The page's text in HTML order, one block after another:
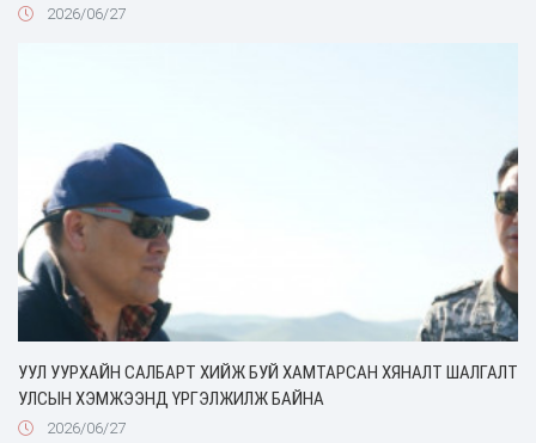
2026/06/27
УУЛ УУРХАЙН САЛБАРТ ХИЙЖ БУЙ ХАМТАРСАН ХЯНАЛТ ШАЛГАЛТ
УЛСЫН ХЭМЖЭЭНД ҮРГЭЛЖИЛЖ БАЙНА
2026/06/27